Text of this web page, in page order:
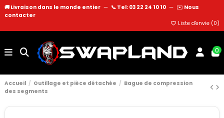
🚚 Livraison dans le monde entier — 📞 Tel: 03 22 24 10 10 — ✉️ Nous
contacter
Liste d'envie (0)
0
Accueil Outillage et pièce détachée
Bague de compression
des segments